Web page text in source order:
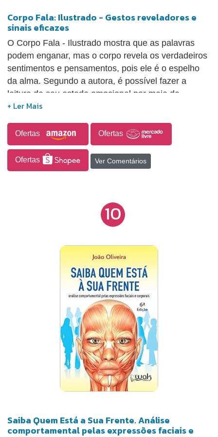
Corpo Fala: Ilustrado - Gestos reveladores e
sinais eficazes
O Corpo Fala - Ilustrado mostra que as palavras
podem enganar, mas o corpo revela os verdadeiros
sentimentos e pensamentos, pois ele é o espelho
da alma. Segundo a autora, é possível fazer a
leitura do seu estado emocional por meio do
comportamento e, adotando diferentes posturas,
as ilustrações presentes no livro, você pode
aprender a ter uma atitude convincente,
empregando os seus sinais corporais com
objetividade.
Ofertas Ofertas
Ofertas Ver Comentários
10
Saiba Quem Está a Sua Frente. Análise
comportamental pelas expressões faciais e